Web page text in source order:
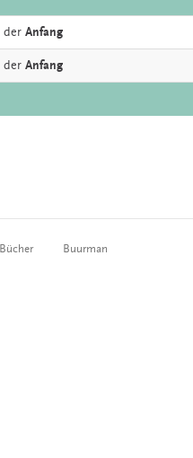
der Anfang
der Anfang
Bücher Buurman